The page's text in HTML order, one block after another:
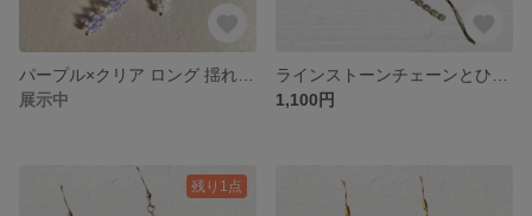
展示中
1,100円
残り1点